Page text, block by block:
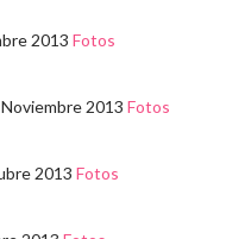
2013 Fotos
2013 Fotos
2013 Fotos